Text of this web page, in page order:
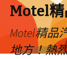
Motel精
Motel精品
地方！熱